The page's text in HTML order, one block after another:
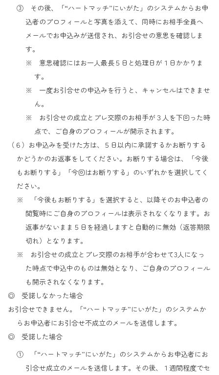
③ その後、「“ハートマッチ”にいがた」のシステムからお申
込者のプロフィールと写真を添えて、同時にお相手全員へ
メールでお申込みが送信され、お引合せの意思を確認しま
す。
※ 意思確認にはお一人最長５日と処理日が１日かかりま
す。
※ 一度お引合せの申込みを行うと、キャンセルはできませ
ん。
※ お引合せの成立とプレ交際のお相手が３人を下回った時
点で、ご自身のプロフィールが開示されます。
（６）お申込みを受けた方は、５日以内に承諾するかお断りする
かどうかのお返事をしてください。お断りする場合は、「今後
もお断りする」「今回はお断りする」のいずれかを選択してく
ださい。
※ 「今後もお断りする」を選択すると、以降そのお申込者の
閲覧時にご自身のプロフィールは表示されなくなります。お
返事がないまま５日を経過しますと自動的に無効（返答期限
切れ）となります。
※ お引合せの成立とプレ交際のお相手が合わせて3人になっ
た時点で申込中のものは無効となり、ご自身のプロフィール
も開示されなくなります。
◎ 受諾しなかった場合
お引合せできません。「“ハートマッチ”にいがた」のシステムか
らお申込者にお引合せ不成立のメールを送信します。
◎ 受諾した場合
① 「“ハートマッチ”にいがた」のシステムからお申込者にお
引合せ成立のメールを送信します。その後、１週間程度でセ